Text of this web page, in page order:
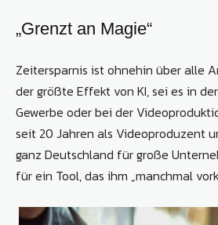
„Grenzt an Magie“
Zeitersparnis ist ohnehin über alle
der größte Effekt von KI, sei es in
Gewerbe oder bei der
seit 20 Jahren als Videoproduzent
ganz Deutschland für große
für ein Tool, das ihm „manchmal